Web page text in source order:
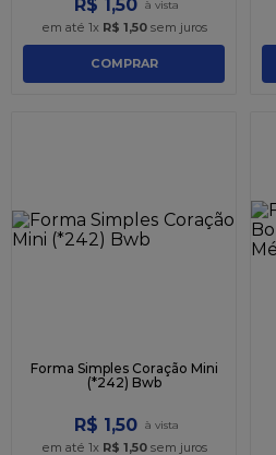
R$ 1,50
em até 1x R$ 1,50sem juros
COMPRAR
Forma Simples Coração Mini
(*242) Bwb
R$ 1,50
em até 1x R$ 1,50sem juros